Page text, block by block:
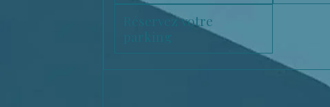
Réservez votre